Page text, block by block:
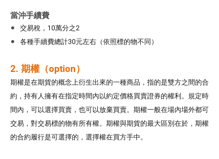
當沖手續費
交易稅，10萬分之2
各種手續費總計30元左右（依照標的物不同）
2. 期權（option）
期權是在期貨的概念上衍生出來的一種商品，指的是雙方之間的合
約，持有人擁有在指定時間內以約定價格買賣證券的權利。規定時
間內，可以選擇買賣，也可以放棄買賣。期權一般在場內場外都可
交易，對交易標的物有所有權。期權與期貨的最大區別在於，期權
的合約履行是可選擇的，選擇權在買方手中。